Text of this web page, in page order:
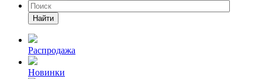
Найти
Распродажа
Новинки